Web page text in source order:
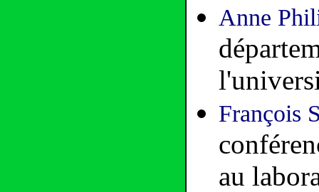
Anne
François
au